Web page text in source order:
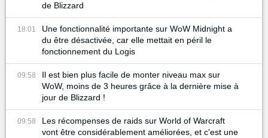
de Blizzard
18:01
Une fonctionnalité importante sur WoW Midnight a
du être désactivée, car elle mettait en péril le
fonctionnement du Logis
09:58
Il est bien plus facile de monter niveau max sur
WoW, moins de 3 heures grâce à la dernière mise à
jour de Blizzard !
09:58
Les récompenses de raids sur World of Warcraft
vont être considérablement améliorées, et c'est une